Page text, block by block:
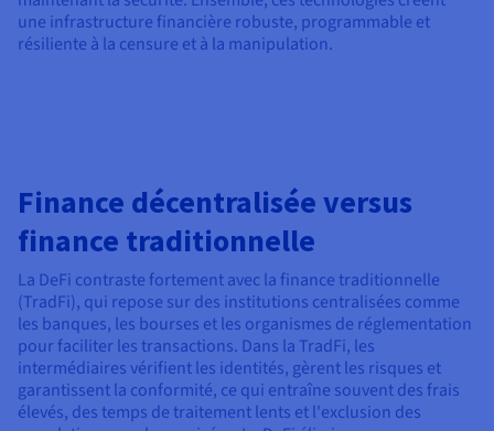
une infrastructure financière robuste, programmable et
résiliente à la censure et à la manipulation.
Finance décentralisée versus
finance traditionnelle
La DeFi contraste fortement avec la finance traditionnelle
(TradFi), qui repose sur des institutions centralisées comme
les banques, les bourses et les organismes de réglementation
pour faciliter les transactions. Dans la TradFi, les
intermédiaires vérifient les identités, gèrent les risques et
garantissent la conformité, ce qui entraîne souvent des frais
élevés, des temps de traitement lents et l'exclusion des